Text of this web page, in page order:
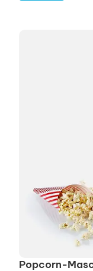
Popcorn-